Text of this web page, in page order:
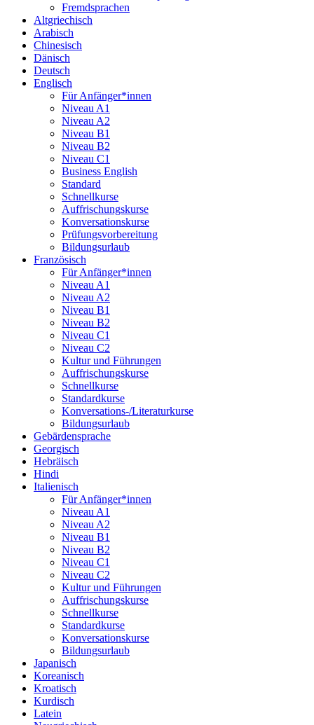
Fremdsprachen
Altgriechisch
Arabisch
Chinesisch
Dänisch
Deutsch
Englisch
Für Anfänger*innen
Niveau A1
Niveau A2
Niveau B1
Niveau B2
Niveau C1
Business English
Standard
Schnellkurse
Auffrischungskurse
Konversationskurse
Prüfungsvorbereitung
Bildungsurlaub
Französisch
Für Anfänger*innen
Niveau A1
Niveau A2
Niveau B1
Niveau B2
Niveau C1
Niveau C2
Kultur und Führungen
Auffrischungskurse
Schnellkurse
Standardkurse
Konversations-/Literaturkurse
Bildungsurlaub
Gebärdensprache
Georgisch
Hebräisch
Hindi
Italienisch
Für Anfänger*innen
Niveau A1
Niveau A2
Niveau B1
Niveau B2
Niveau C1
Niveau C2
Kultur und Führungen
Auffrischungskurse
Schnellkurse
Standardkurse
Konversationskurse
Bildungsurlaub
Japanisch
Koreanisch
Kroatisch
Kurdisch
Latein